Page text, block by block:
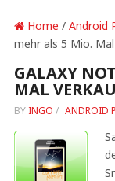
Home / Android
mehr als 5 Mio.
GALAXY
MAL
BY INGO / ANDROID